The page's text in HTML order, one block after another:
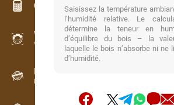
Calculateurs pour le bois
WoodProfi
Volume de bois avec IA
Enregistreur
Inventaire du bois sur le terrain
Saisissez la température
l’humidité relative. Le
détermine la teneur en
d’équilibre du bois – la
laquelle le bois n’absorbe ni ne
d’humidité.